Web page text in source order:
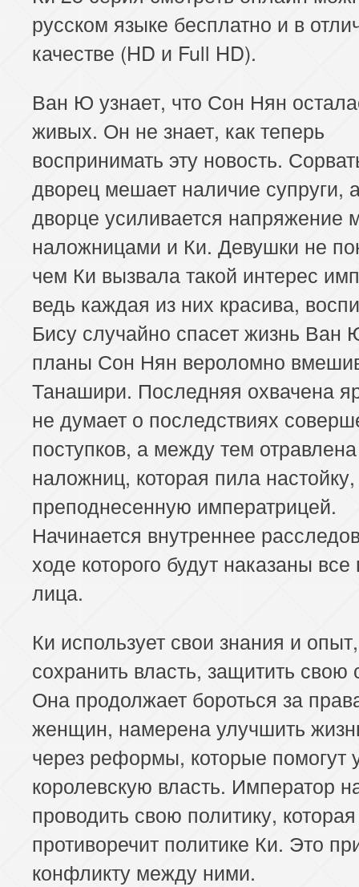
русском языке бесплатно и в
качестве (HD и Full HD).
Ван Ю узнает, что Сон Нян
живых. Он не знает, как теперь
воспринимать эту новость.
дворец мешает наличие супруги,
дворце усиливается напряжение
наложницами и Ки. Девушки не
чем Ки вызвала такой интерес
ведь каждая из них красива,
Бису случайно спасет жизнь Ван
планы Сон Нян вероломно
Танашири. Последняя охвачена
не думает о последствиях
поступков, а между тем
наложниц, которая пила настойку,
преподнесенную императрицей.
Начинается внутреннее
ходе которого будут наказаны
лица.
Ки использует свои знания и
сохранить власть, защитить свою
Она продолжает бороться за
женщин, намерена улучшить
через реформы, которые помогут
королевскую власть. Император
проводить свою политику, которая
противоречит политике Ки. Это
конфликту между ними.